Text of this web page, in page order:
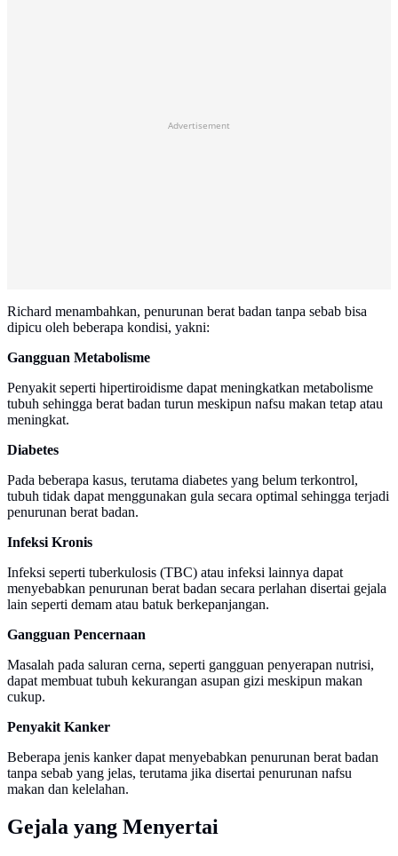
Advertisement
Richard menambahkan, penurunan berat badan tanpa sebab bisa
dipicu oleh beberapa kondisi, yakni:
Gangguan Metabolisme
Penyakit seperti hipertiroidisme dapat meningkatkan metabolisme
tubuh sehingga berat badan turun meskipun nafsu makan tetap atau
meningkat.
Diabetes
Pada beberapa kasus, terutama diabetes yang belum terkontrol,
tubuh tidak dapat menggunakan gula secara optimal sehingga terjadi
penurunan berat badan.
Infeksi Kronis
Infeksi seperti tuberkulosis (TBC) atau infeksi lainnya dapat
menyebabkan penurunan berat badan secara perlahan disertai gejala
lain seperti demam atau batuk berkepanjangan.
Gangguan Pencernaan
Masalah pada saluran cerna, seperti gangguan penyerapan nutrisi,
dapat membuat tubuh kekurangan asupan gizi meskipun makan
cukup.
Penyakit Kanker
Beberapa jenis kanker dapat menyebabkan penurunan berat badan
tanpa sebab yang jelas, terutama jika disertai penurunan nafsu
makan dan kelelahan.
Gejala yang Menyertai